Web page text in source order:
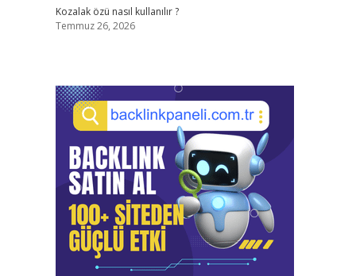
Kozalak özü nasıl kullanılır ?
Temmuz 26, 2026